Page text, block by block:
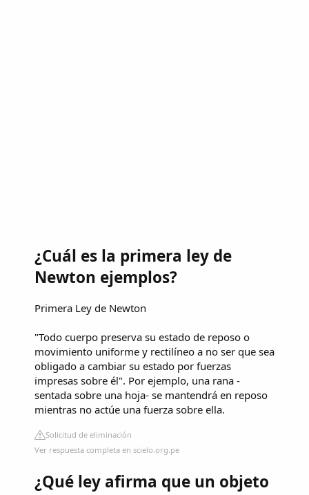
¿Cuál es la primera ley de
Newton ejemplos?
Primera Ley de Newton
"Todo cuerpo preserva su estado de reposo o
movimiento uniforme y rectilíneo a no ser que sea
obligado a cambiar su estado por fuerzas
impresas sobre él". Por ejemplo, una rana -
sentada sobre una hoja- se mantendrá en reposo
mientras no actúe una fuerza sobre ella.
Solicitud de eliminación
Ver respuesta completa en scielo.org.pe
¿Qué ley afirma que un objeto